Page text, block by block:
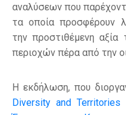
αναλύσεων που
τα οποία προσφέρουν
την προστιθέμενη
περιοχών πέρα από την
Η εκδήλωση, που
Diversity and Territories